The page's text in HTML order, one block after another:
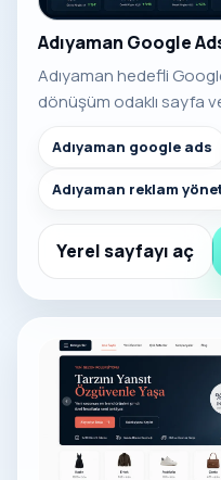
Adıyaman Google
Adıyaman hedefli
dönüşüm odaklı sayfa
Adıyaman google ads
Adıyaman reklam
Yerel sayfayı aç